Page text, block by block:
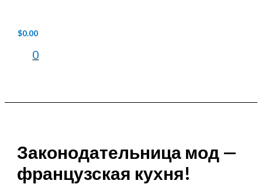
содержимому
$0.00
0
Законодательница мод —
французская кухня!